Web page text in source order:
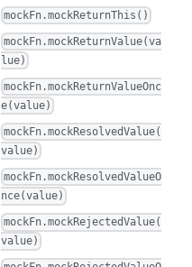
mockFn.mockReturnThis()
mockFn.mockReturnValue(va
lue)
mockFn.mockReturnValueOnc
e(value)
mockFn.mockResolvedValue(
value)
mockFn.mockResolvedValueO
nce(value)
mockFn.mockRejectedValue(
value)